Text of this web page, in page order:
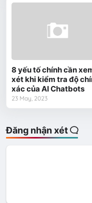
8 yếu tố chính cần
xét khi kiểm tra độ
xác của AI Chatbots
23 May, 2023
Đăng nhận xét